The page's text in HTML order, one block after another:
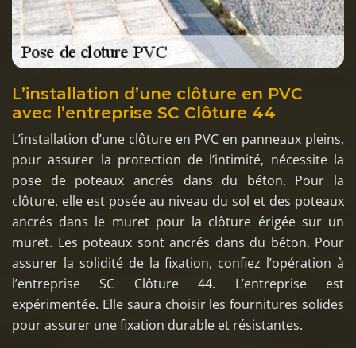
L’installation d’une clôture en PVC
avec l’entreprise SC Clôture 44
L’installation d’une clôture en PVC en panneaux pleins,
pour assurer la protection de l’intimité, nécessite la
pose de poteaux ancrés dans du béton. Pour la
clôture, elle est posée au niveau du sol et des poteaux
ancrés dans le muret pour la clôture érigée sur un
muret. Les poteaux sont ancrés dans du béton. Pour
assurer la solidité de la fixation, confiez l’opération à
l’entreprise SC Clôture 44. L’entreprise est
expérimentée. Elle saura choisir les fournitures solides
pour assurer une fixation durable et résistantes.